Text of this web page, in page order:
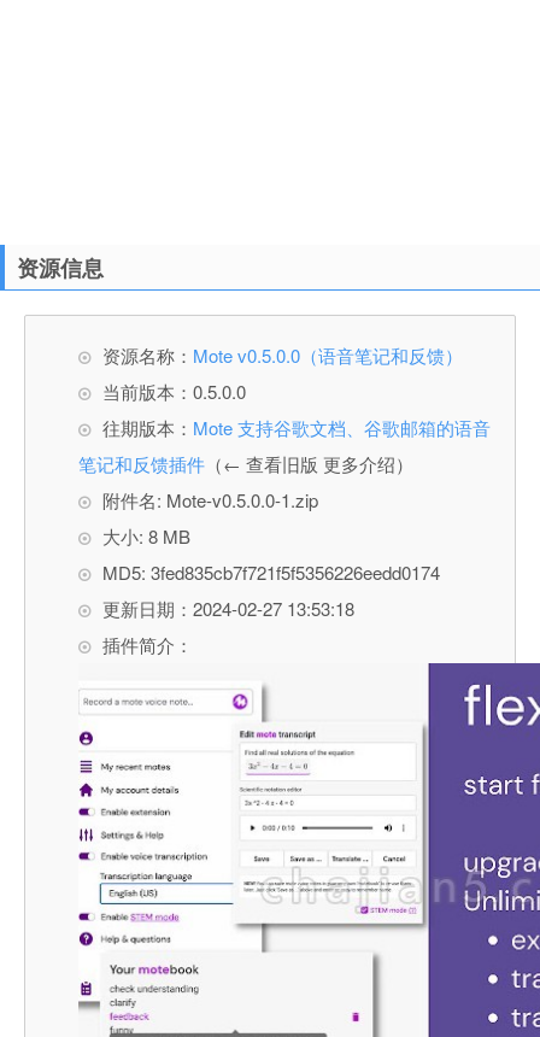
资源信息
资源名称： Mote v0.5.0.0（语音笔记和反馈）
当前版本：0.5.0.0
往期版本： Mote 支持谷歌文档、谷歌邮箱的语音
笔记和反馈插件 （← 查看旧版 更多介绍）
附件名: Mote-v0.5.0.0-1.zip
大小: 8 MB
MD5: 3fed835cb7f721f5f5356226eedd0174
更新日期：2024-02-27 13:53:18
插件简介：